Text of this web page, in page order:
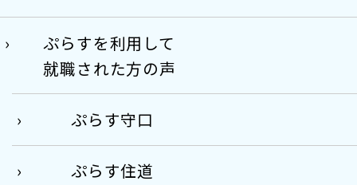
ぷらすを利用して
就職された方の声
ぷらす守口
ぷらす住道